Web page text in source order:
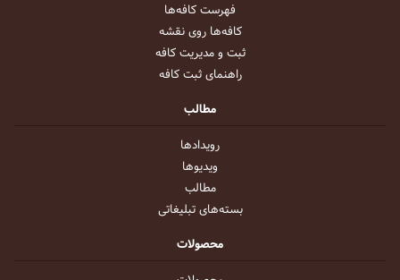
فهرست کافه‌ها
کافه‌ها روی نقشه
ثبت و مدیریت کافه
راهنمای ثبت کافه
مطالب
رویداد‌ها
ویدیو‌ها
مطالب
بسته‌های تبلیغاتی
محصولات